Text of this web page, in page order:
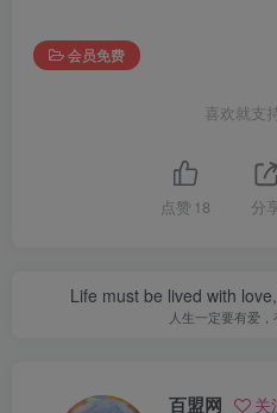
会员免费
喜欢就支
点赞 18 分
Life must be lived with
人生一定要有爱
百盟网 关